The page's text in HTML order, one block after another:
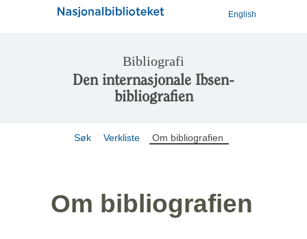
English
Bibliografi
Den internasjonale Ibsen-
bibliografien
Søk Verkliste Om bibliografien
Om bibliografien